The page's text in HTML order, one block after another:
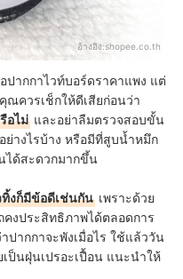
อ้างอิง:shopee.co.th
ปากกาไวท์บอร์ดราคาแพง แต่
ณควรเช็กให้ดีเสียก่อนว่า
อไม่ และอย่าลืมตรวจสอบขั้น
ย่างไรบ้าง หรือมีที่สูบน้ำหมึก
ได้สะดวกมากขึ้น
งก็มีข้อดีเช่นกัน เพราะด้วย
งประสิทธิภาพได้ตลอดการ
ปากกาจะพังเมื่อไร ใช้แล้ววัน
ป็นฝุ่นเปรอะเปื้อน แนะนำให้